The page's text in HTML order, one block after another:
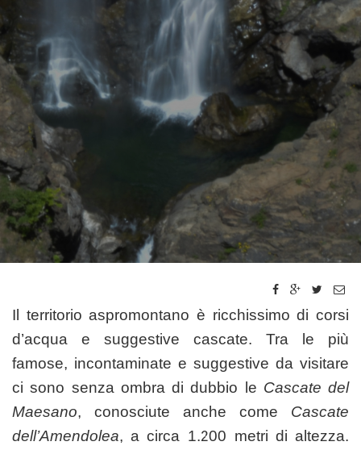
Il territorio aspromontano è ricchissimo di corsi
d’acqua e suggestive cascate. Tra le più
famose, incontaminate e suggestive da visitare
ci sono senza ombra di dubbio le Cascate del
Maesano, conosciute anche come Cascate
dell’Amendolea, a circa 1.200 metri di altezza.